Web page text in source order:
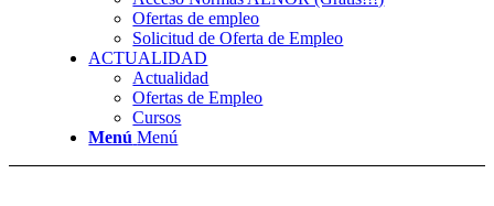
Ofertas de empleo
Solicitud de Oferta de Empleo
ACTUALIDAD
Actualidad
Ofertas de Empleo
Cursos
Menú Menú